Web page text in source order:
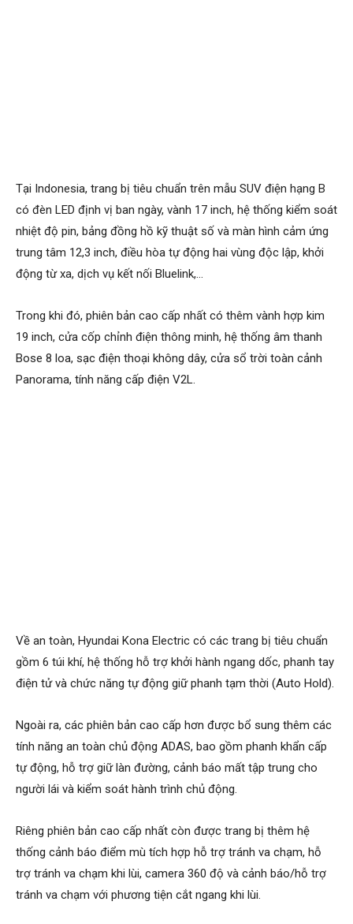
Tại Indonesia, trang bị tiêu chuẩn trên mẫu SUV điện hạng B
có đèn LED định vị ban ngày, vành 17 inch, hệ thống kiểm soát
nhiệt độ pin, bảng đồng hồ kỹ thuật số và màn hình cảm ứng
trung tâm 12,3 inch, điều hòa tự động hai vùng độc lập, khởi
động từ xa, dịch vụ kết nối Bluelink,…
Trong khi đó, phiên bản cao cấp nhất có thêm vành hợp kim
19 inch, cửa cốp chỉnh điện thông minh, hệ thống âm thanh
Bose 8 loa, sạc điện thoại không dây, cửa sổ trời toàn cảnh
Panorama, tính năng cấp điện V2L.
Về an toàn, Hyundai Kona Electric có các trang bị tiêu chuẩn
gồm 6 túi khí, hệ thống hỗ trợ khởi hành ngang dốc, phanh tay
điện tử và chức năng tự động giữ phanh tạm thời (Auto Hold).
Ngoài ra, các phiên bản cao cấp hơn được bổ sung thêm các
tính năng an toàn chủ động ADAS, bao gồm phanh khẩn cấp
tự động, hỗ trợ giữ làn đường, cảnh báo mất tập trung cho
người lái và kiểm soát hành trình chủ động.
Riêng phiên bản cao cấp nhất còn được trang bị thêm hệ
thống cảnh báo điểm mù tích hợp hỗ trợ tránh va chạm, hỗ
trợ tránh va chạm khi lùi, camera 360 độ và cảnh báo/hỗ trợ
tránh va chạm với phương tiện cắt ngang khi lùi.